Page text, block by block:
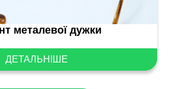
металевої дужки
ДЕТАЛЬНІШЕ